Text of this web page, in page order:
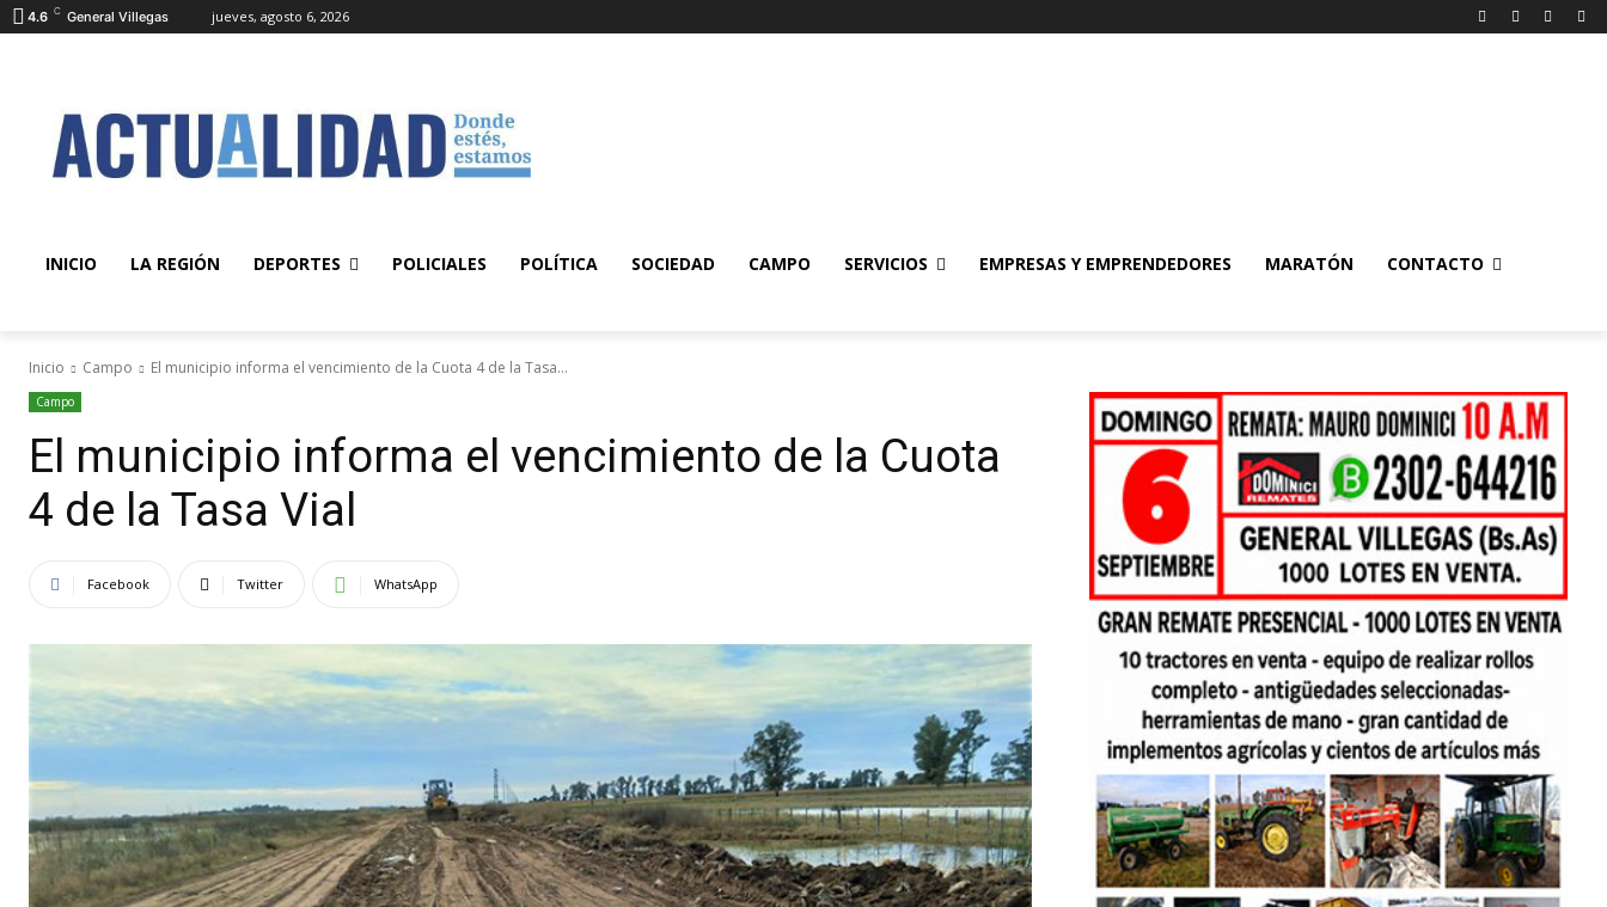
4.6 C General Villegas jueves, agosto 6, 2026
INICIO LA REGIÓN DEPORTES POLICIALES POLÍTICA SOCIEDAD CAMPO SERVICIOS EMPRESAS Y EMPRENDEDORES MARATÓN CONTACTO
Inicio Campo El municipio informa el vencimiento de la Cuota 4 de la Tasa...
Campo
El municipio informa el vencimiento de la Cuota
4 de la Tasa Vial
Facebook Twitter WhatsApp